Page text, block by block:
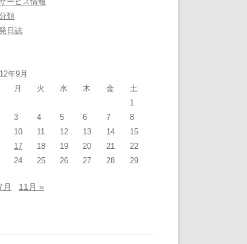
類
日誌
年9月
月 火 水 木 金
土
1
3 4 5 6 7
8
10 11 12 13 14
15
17 18 19 20 21
22
24 25 26 27 28
29
月 11月 »